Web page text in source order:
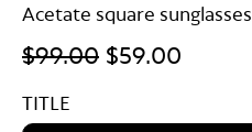
Acetate square sunglasses
$99.00 $59.00
TITLE